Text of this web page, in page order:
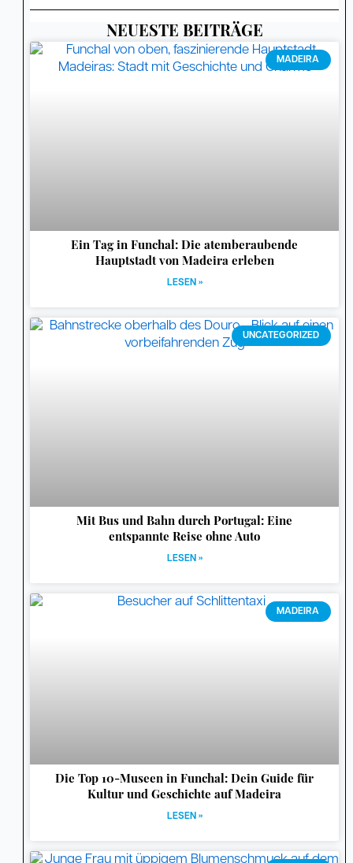
NEUESTE BEITRÄGE
MADEIRA
Ein Tag in Funchal: Die atemberaubende
Hauptstadt von Madeira erleben
LESEN »
UNCATEGORIZED
Mit Bus und Bahn durch Portugal: Eine
entspannte Reise ohne Auto
LESEN »
MADEIRA
Die Top 10-Museen in Funchal: Dein Guide für
Kultur und Geschichte auf Madeira
LESEN »
SeiteSeiteSeiteSeite